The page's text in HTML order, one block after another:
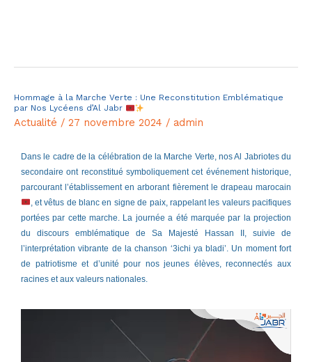
Hommage à la Marche Verte : Une Reconstitution Emblématique
par Nos Lycéens d’Al Jabr
Actualité / 27 novembre 2024 / admin
Dans le cadre de la célébration de la Marche Verte, nos Al Jabriotes du
secondaire ont reconstitué symboliquement cet événement historique,
parcourant l’établissement en arborant fièrement le drapeau marocain
, et vêtus de blanc en signe de paix, rappelant les valeurs pacifiques
portées par cette marche. La journée a été marquée par la projection
du discours emblématique de Sa Majesté Hassan II, suivie de
l’interprétation vibrante de la chanson ‘3ichi ya bladi’. Un moment fort
de patriotisme et d’unité pour nos jeunes élèves, reconnectés aux
racines et aux valeurs nationales.
Hommage
à
Marche
Verte
Une
Reconstitution
Emblématique
par
Lycéens